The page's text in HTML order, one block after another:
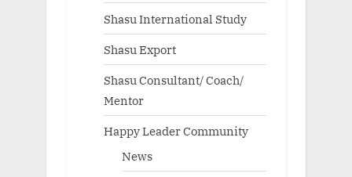
Shasu International Study
Shasu Export
Shasu Consultant/ Coach/
Mentor
Happy Leader Community
News